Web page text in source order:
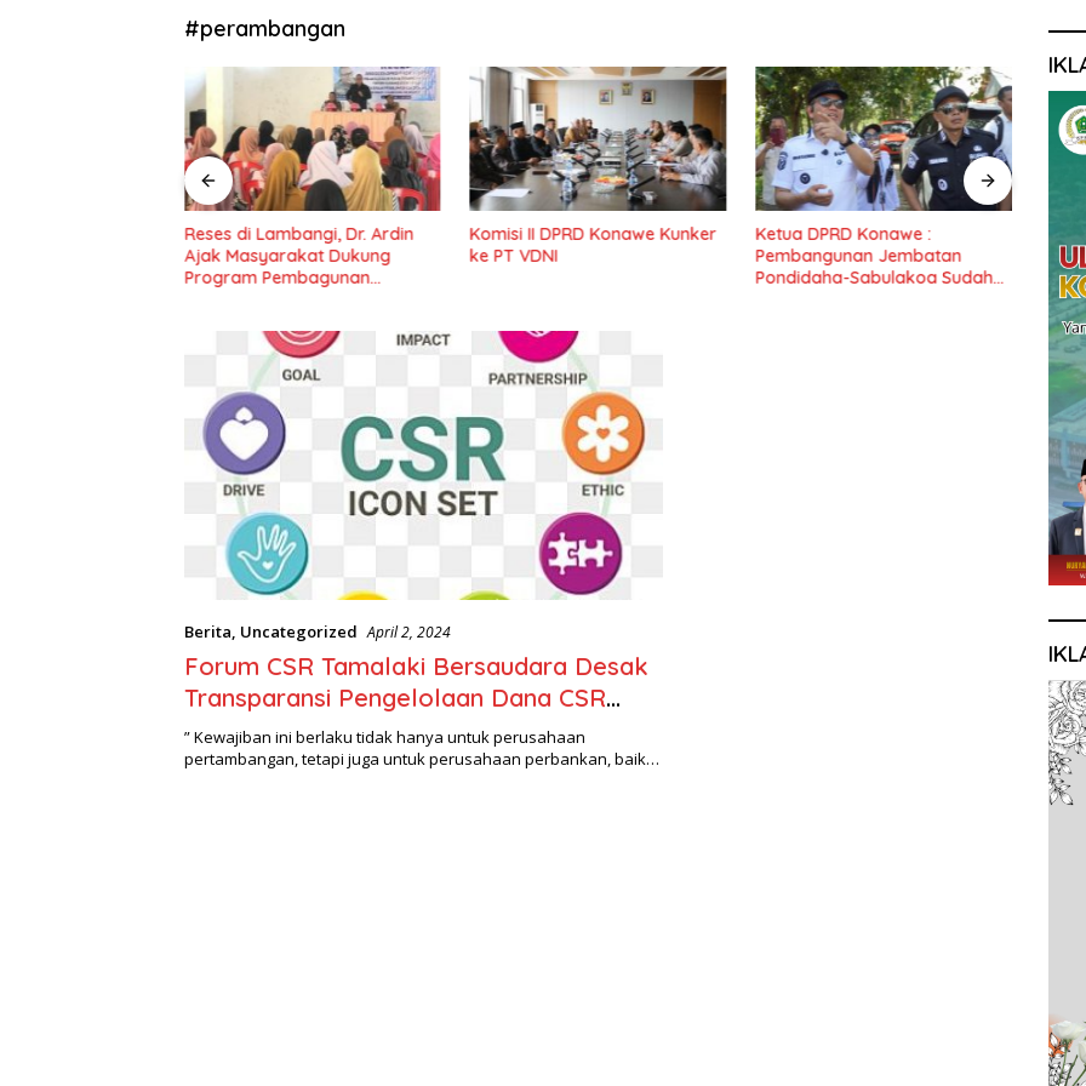
#perambangan
Reses di Lambangi, Dr. Ardin
Ajak Masyarakat Dukung
Program Pembagunan
Komisi II DPRD Konawe Kunker
ke PT VDNI
Ketua DPRD Konawe :
Pembangunan Jembatan
Pondidaha-Sabulakoa Sudah
Berita, Uncategorized April 2, 2024
Forum CSR Tamalaki Bersaudara Desak
Transparansi Pengelolaan Dana CSR
Pertambangan Nikel.
” Kewajiban ini berlaku tidak hanya untuk perusahaan
pertambangan, tetapi juga untuk perusahaan perbankan, baik…